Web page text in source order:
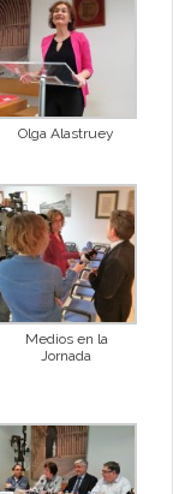
Olga Alastruey
Medios en la
Jornada